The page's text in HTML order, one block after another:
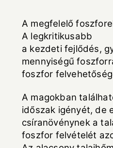
A megfelelő
A legkritikusabb
a kezdeti fejlődés,
mennyiségű
foszfor
A magokban
időszak igényét, de
csíranövénynek a
foszfor felvételét